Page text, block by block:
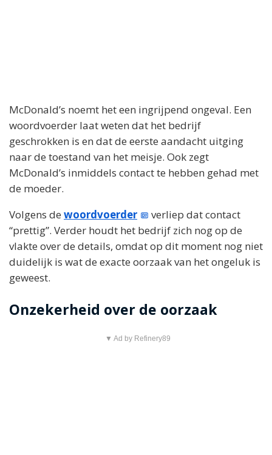
McDonald’s noemt het een ingrijpend ongeval. Een
woordvoerder laat weten dat het bedrijf
geschrokken is en dat de eerste aandacht uitging
naar de toestand van het meisje. Ook zegt
McDonald’s inmiddels contact te hebben gehad met
de moeder.
Volgens de woordvoerder
verliep dat contact
“prettig”. Verder houdt het bedrijf zich nog op de
vlakte over de details, omdat op dit moment nog niet
duidelijk is wat de exacte oorzaak van het ongeluk is
geweest.
Onzekerheid over de oorzaak
▼ Ad by Refinery89